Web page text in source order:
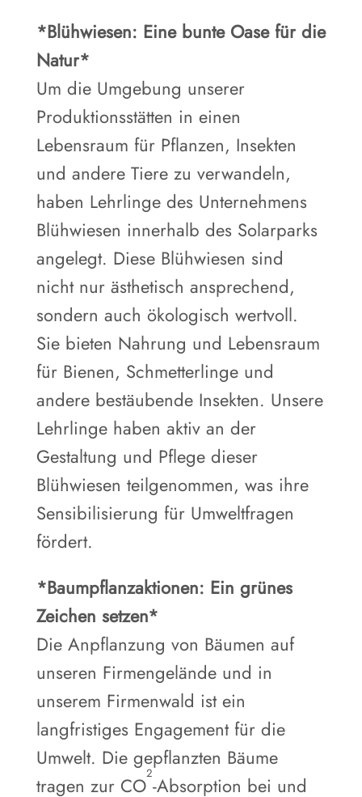
*Blühwiesen: Eine bunte Oase für die
Natur*
Um die Umgebung unserer
Produktionsstätten in einen
Lebensraum für Pflanzen, Insekten
und andere Tiere zu verwandeln,
haben Lehrlinge des Unternehmens
Blühwiesen innerhalb des Solarparks
angelegt. Diese Blühwiesen sind
nicht nur ästhetisch ansprechend,
sondern auch ökologisch wertvoll.
Sie bieten Nahrung und Lebensraum
für Bienen, Schmetterlinge und
andere bestäubende Insekten. Unsere
Lehrlinge haben aktiv an der
Gestaltung und Pflege dieser
Blühwiesen teilgenommen, was ihre
Sensibilisierung für Umweltfragen
fördert.
*Baumpflanzaktionen: Ein grünes
Zeichen setzen*
Die Anpflanzung von Bäumen auf
unseren Firmengelände und in
unserem Firmenwald ist ein
langfristiges Engagement für die
Umwelt. Die gepflanzten Bäume
tragen zur CO2-Absorption bei und